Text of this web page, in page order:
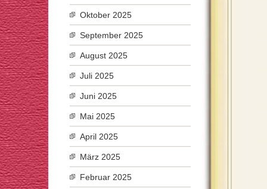
Oktober 2025
September 2025
August 2025
Juli 2025
Juni 2025
Mai 2025
April 2025
März 2025
Februar 2025